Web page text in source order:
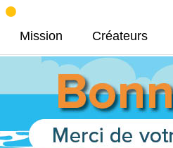
Mission Créateurs